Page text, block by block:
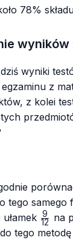
78%
wyników
dziś wyniki
z
z kolei
tego samego
{12}
12
9
na
tego metodę